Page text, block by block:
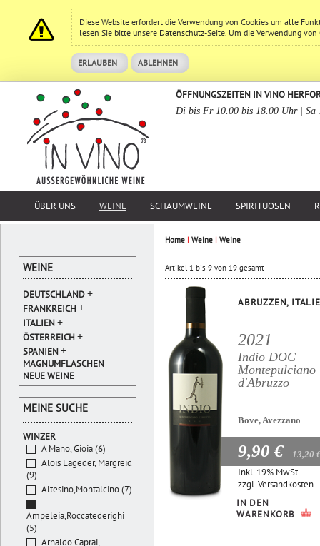
Diese Website erfordert die Verwendung von Cookies um alle
lesen Sie bitte unsere Datenschutz-Seite. Um die Verwendung
ERLAUBEN ABLEHNEN
ÖFFNUNGSZEITEN IN VINO
Di bis Fr 10.00 bis 18.00 Uhr | Sa
ÜBER UNS WEINE SCHAUMWEINE SPIRITUOSEN
Home | Weine | Weine
Artikel 1 bis 9 von 19 gesamt
ABRUZZEN,
2021
Indio DOC
Montepulciano
d'Abruzzo
Bove, Avezzano
9,90 € 13,20
Inkl. 19% MwSt.
zzgl.Versandkosten
IN DEN
WARENKORB
WEINE
DEUTSCHLAND+
FRANKREICH+
ITALIEN+
ÖSTERREICH+
SPANIEN+
MAGNUMFLASCHEN
NEUE WEINE
MEINE SUCHE
WINZER
A Mano, Gioia (6)
Alois Lageder, Margreid
(9)
Altesino,Montalcino (7)
Ampeleia,Roccatederighi
(5)
Arnaldo Caprai,